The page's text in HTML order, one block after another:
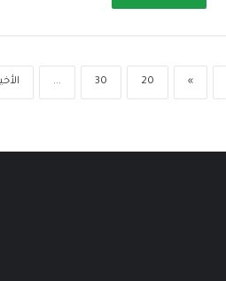
»
20
30
...